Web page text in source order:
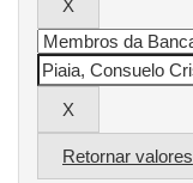
Retornar valores